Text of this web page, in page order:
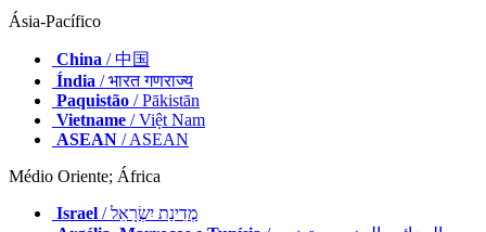
Ásia-Pacífico
China / 中国
Índia / भारत गणराज्य
Paquistão / Pākistān
Vietname / Việt Nam
ASEAN / ASEAN
Médio Oriente; África
Israel
/ מְדִינַת יִשְׂרָאֵל